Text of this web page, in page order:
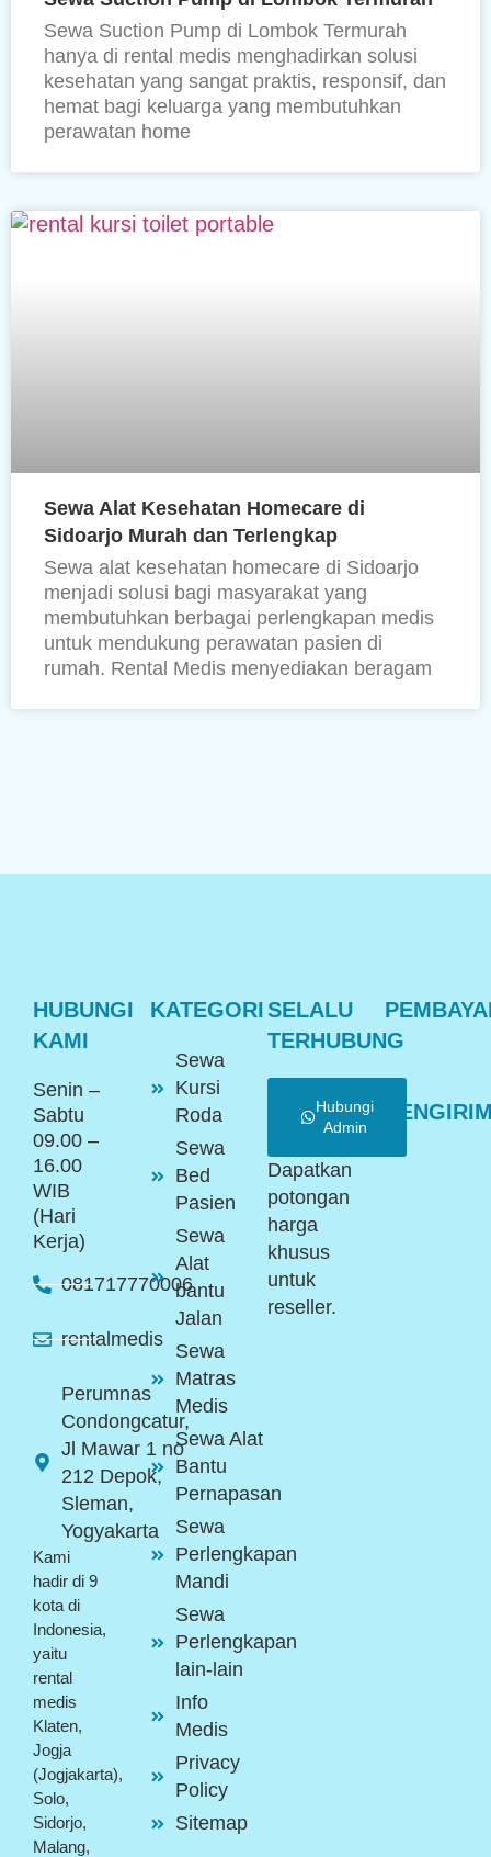
Sewa Suction Pump di Lombok Termurah
hanya di rental medis menghadirkan solusi
kesehatan yang sangat praktis, responsif, dan
hemat bagi keluarga yang membutuhkan
perawatan home
Sewa Alat Kesehatan Homecare di
Sidoarjo Murah dan Terlengkap
Sewa alat kesehatan homecare di Sidoarjo
menjadi solusi bagi masyarakat yang
membutuhkan berbagai perlengkapan medis
untuk mendukung perawatan pasien di
rumah. Rental Medis menyediakan beragam
HUBUNGI
KAMI
Senin –
Sabtu
09.00 –
16.00
WIB
(Hari
Kerja)
081717770006
rentalmedis
Perumnas
Condongcatur,
Jl Mawar 1 no
212 Depok,
Sleman,
Yogyakarta
Kami
hadir di 9
kota di
Indonesia,
yaitu
rental
medis
Klaten,
Jogja
(Jogjakarta),
Solo,
Sidorjo,
Malang,
KATEGORI
Sewa
Kursi
Roda
Sewa
Bed
Pasien
Sewa
Alat
bantu
Jalan
Sewa
Matras
Medis
Sewa Alat
Bantu
Pernapasan
Sewa
Perlengkapan
Mandi
Sewa
Perlengkapan
lain-lain
Info
Medis
Privacy
Policy
Sitemap
SELALU
TERHUBUNG
Hubungi
Admin
Dapatkan
potongan
harga
khusus
untuk
reseller.